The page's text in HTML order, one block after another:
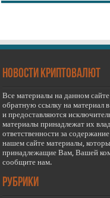
новости криптовалют
Все материалы на данном
обратную ссылку на материал
и предоставляются
материалы принадлежат их
ответственности за
нашем сайте материалы,
принадлежащие Вам, Вашей
сообщите нам.
РУБРИКИ